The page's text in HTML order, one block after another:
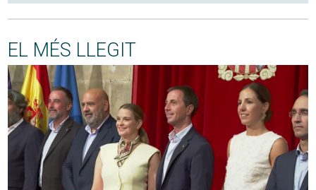
EL MÉS LLEGIT